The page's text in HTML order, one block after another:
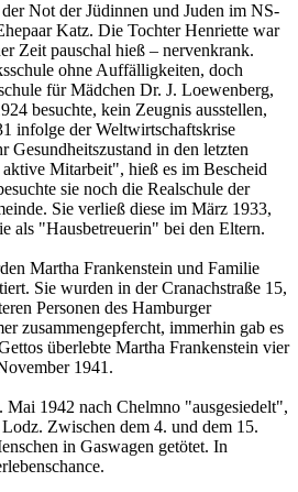
Not der Jüdinnen und Juden im NS-
Katz. Die Tochter Henriette war
Zeit pauschal hieß – nervenkrank.
ohne Auffälligkeiten, doch
für Mädchen Dr. J. Loewenberg,
besuchte, kein Zeugnis ausstellen,
infolge der Weltwirtschaftskrise
Gesundheitszustand in den letzten
Mitarbeit", hieß es im Bescheid
sie noch die Realschule der
Sie verließ diese im März 1933,
als "Hausbetreuerin" bei den Eltern.
Martha Frankenstein und Familie
Sie wurden in der Cranachstraße 15,
Personen des Hamburger
zusammengepfercht, immerhin gab es
überlebte Martha Frankenstein vier
1941.
1942 nach Chelmno "ausgesiedelt",
Zwischen dem 4. und dem 15.
in Gaswagen getötet. In